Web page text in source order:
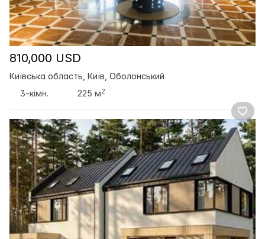
810,000 USD
Київська область, Київ, Оболонський
3-кімн.
225 м2